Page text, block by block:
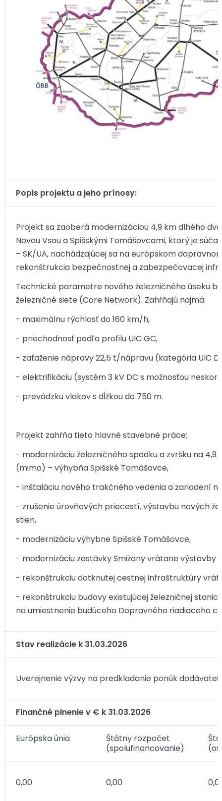
Popis projektu a jeho prínosy:
Projekt sa zaoberá modernizáciou 4,9 km dlhého
Novou Vsou a Spišskými Tomášovcami, ktorý je
– SK/UA, nachádzajúcej sa na európskom
rekonštrukcia bezpečnostnej a zabezpečovacej
Technické parametre nového železničného úseku
železničné siete (Core Network). Zahŕňajú najmä:
- maximálnu rýchlosť do 160 km/h,
- priechodnosť podľa profilu UIC GC,
- zaťaženie nápravy 22,5 t/nápravu (kategória UIC
- elektrifikáciu (systém 3 kV DC s možnosťou
- prevádzku vlakov s dĺžkou do 750 m.
Projekt zahŕňa tieto hlavné stavebné práce:
- modernizáciu železničného spodku a zvršku na
(mimo) – výhybňa Spišské Tomášovce,
- inštaláciu nového trakčného vedenia a zariadení
- zrušenie úrovňových priecestí, výstavbu nových
stien,
- modernizáciu výhybne Spišské Tomášovce,
- modernizáciu zastávky Smižany vrátane výstavby
- rekonštrukciu dotknutej cestnej infraštruktúry
- rekonštrukciu budovy existujúcej železničnej
na umiestnenie budúceho Dopravného riadiaceho
Stav realizácie k 31.03.2026
Uverejnenie výzvy na predkladanie ponúk
Finančné plnenie v € k 31.03.2026
Európska únia
Štátny rozpočet
(spolufinancovanie)
0,00 0,00